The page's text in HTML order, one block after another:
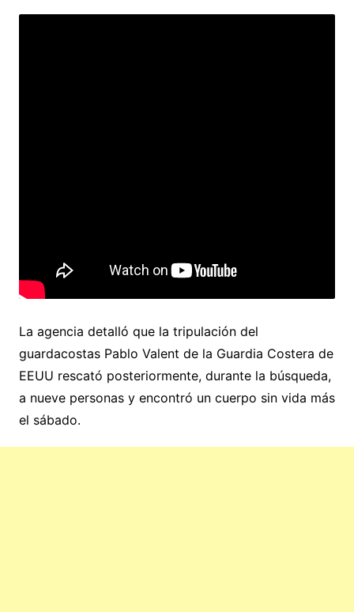
La agencia detalló que la tripulación del
guardacostas Pablo Valent de la Guardia Costera de
EEUU rescató posteriormente, durante la búsqueda,
a nueve personas y encontró un cuerpo sin vida más
el sábado.